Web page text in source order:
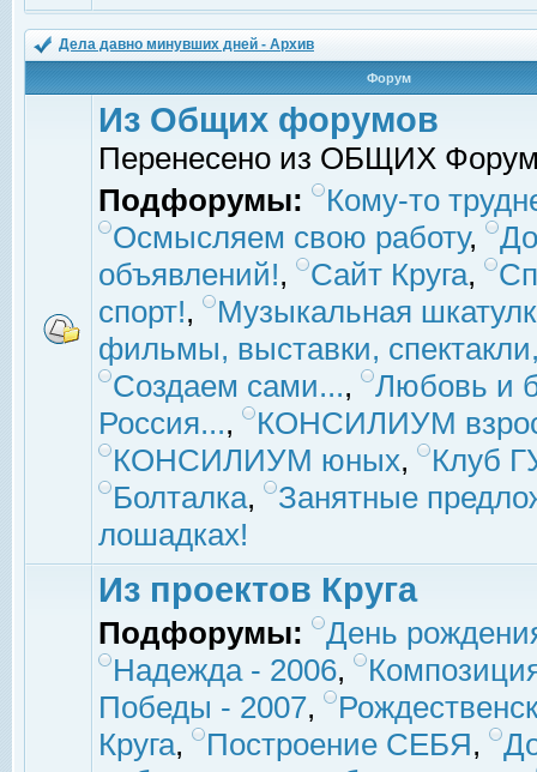
Дела давно минувших дней - Архив
Форум
Из Общих форумов
Перенесено из ОБЩИХ
Подфорумы:
Кому-то
Осмысляем свою работу,
объявлений!, Сайт Круга,
спорт!,
Музыкальная
фильмы, выставки,
Создаем сами...,
Любовь и
Россия...,
КОНСИЛИУМ
КОНСИЛИУМ юных,
Клуб
Болталка,
Занятные
лошадках!
Из проектов Круга
Подфорумы:
День
Надежда - 2006,
Победы - 2007,
Круга, Построение СЕБЯ,